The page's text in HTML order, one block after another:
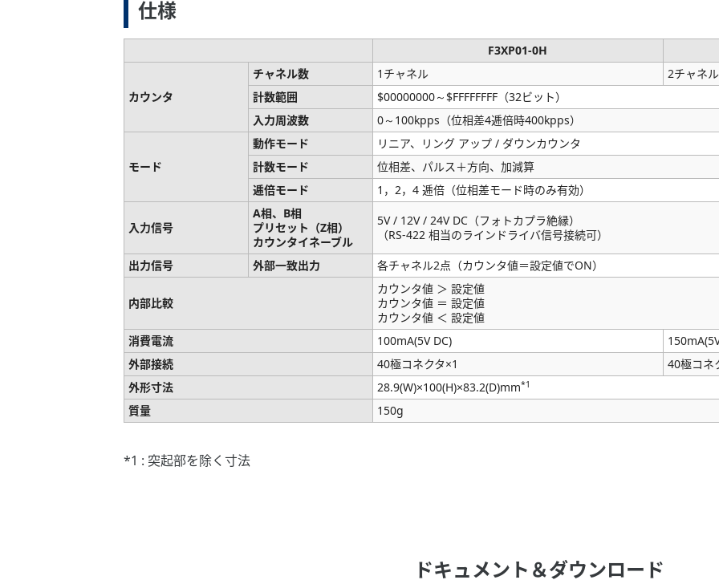
仕様
F3XP01-0H
カウンタ
チャネル数 1チャネル
2チャネル
計数範囲
$00000000～$FFFFFFFF（32ビット）
入力周波数
0～100kpps（位相差4逓倍時400kpps）
モード
動作モード
リニア、リング アップ / ダウンカウンタ
計数モード
位相差、パルス＋方向、加減算
逓倍モード
1，2，4 逓倍（位相差モード時のみ有効）
入力信号
A相、B相
プリセット（Z相）
カウンタイネーブル
5V / 12V / 24V DC（フォトカプラ絶縁）
（RS-422 相当のラインドライバ信号接続可）
出力信号
外部一致出力 各チャネル2点（カウンタ値＝設定値でON）
内部比較
カウンタ値 ＞ 設定値
カウンタ値 ＝ 設定値
カウンタ値 ＜ 設定値
消費電流
100mA(5V DC)
外部接続
40極コネクタ×1
40極コネ
外形寸法
28.9(W)×100(H)×83.2(D)mm*1
質量 150g
*1 : 突起部を除く寸法
ドキュメント＆ダウンロード